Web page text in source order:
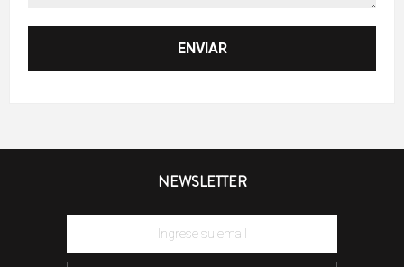
NEWSLETTER